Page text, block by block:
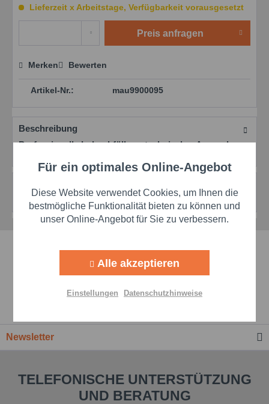
Lieferzeit x Arbeitstage, Verfügbarkeit vorausgesetzt
Preis anfragen
Preis anfragen
Merken Bewerten
Artikel-Nr.: mau9900095
Beschreibung
Professionelle Lohnabfüllung technischer Aerosole,
Bewertungen lesen, schreiben und diskutieren...
mehr
Schnelle Lieferzeiten
Beste Markenqualität
Newsletter
TELEFONISCHE UNTERSTÜTZUNG
UND BERATUNG
Funktionale Aktiv
Marketing Aktiv
Personalisierung Aktiv
Einstellungen speichern
Für ein optimales Online-Angebot
Diese Website verwendet Cookies, um Ihnen die
bestmögliche Funktionalität bieten zu können und
unser Online-Angebot für Sie zu verbessern.
Alle akzeptieren
Einstellungen Datenschutzhinweise